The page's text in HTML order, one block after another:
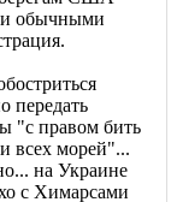
и обычными
передать
"с правом бить
всех морей"...
на Украине
с Химарсами